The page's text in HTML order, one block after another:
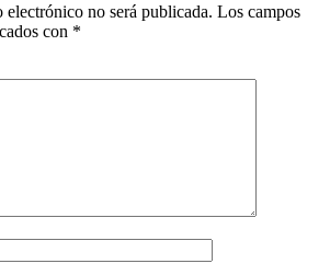
no será publicada. Los campos
con *